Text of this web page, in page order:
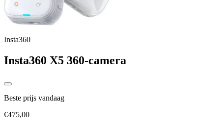
Insta360
Insta360 X5 360-camera
Beste prijs vandaag
€475,00